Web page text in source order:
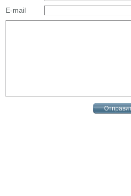
E-mail